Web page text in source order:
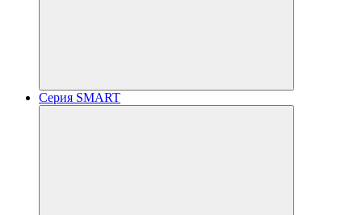
Серия SMART